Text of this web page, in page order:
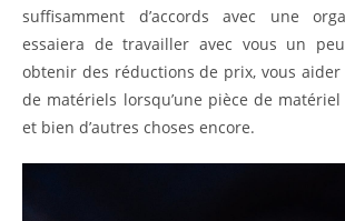
suffisamment d’accords avec une
essaiera de travailler avec vous un
obtenir des réductions de prix, vous
de matériels lorsqu’une pièce de
et bien d’autres choses encore.